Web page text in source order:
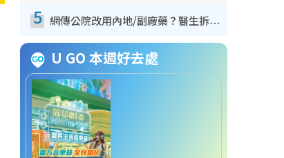
5 網傳公院改用內地/副廠藥？醫生拆解正副廠分別 揭4類人換藥隨時出事
U GO 本週好去處